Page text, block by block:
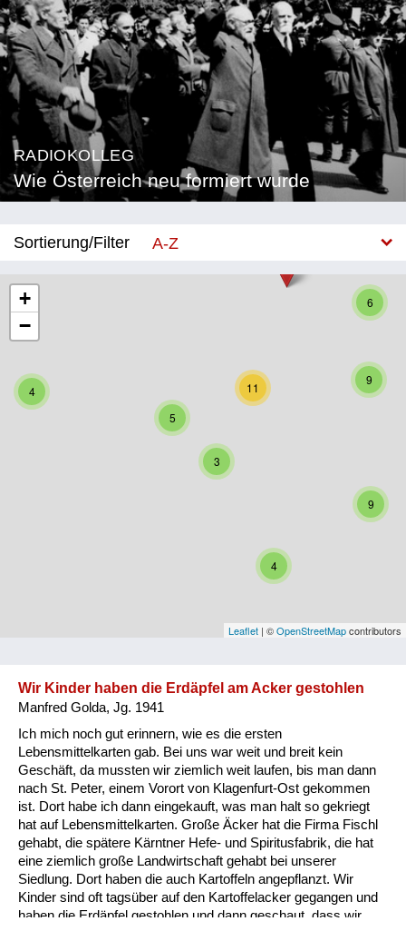
RADIOKOLLEG
Wie Österreich neu formiert wurde
Sortierung/Filter
A-Z
Kärnten
Niederösterreich
Oberösterreich
Vorarlberg
Kategorie
Besatzungsmächte
Frauen, Mütter, Kinder
Versorgung
Heimkehrer
Fluchtgeschichten
5
4
6
3
9
9
11
4
+
−
Leaflet | ©OpenStreetMapcontributors
Wir Kinder haben die Erdäpfel am Acker gestohlen
Manfred Golda, Jg. 1941
Ich mich noch gut erinnern, wie es die ersten
Lebensmittelkarten gab. Bei uns war weit und breit kein
Geschäft, da mussten wir ziemlich weit laufen, bis man dann
nach St. Peter, einem Vorort von Klagenfurt-Ost gekommen
ist. Dort habe ich dann eingekauft, was man halt so gekriegt
hat auf Lebensmittelkarten. Große Äcker hat die Firma Fischl
gehabt, die spätere Kärntner Hefe- und Spiritusfabrik, die hat
eine ziemlich große Landwirtschaft gehabt bei unserer
Siedlung. Dort haben die auch Kartoffeln angepflanzt. Wir
Kinder sind oft tagsüber auf den Kartoffelacker gegangen und
haben die Erdäpfel gestohlen und dann geschaut, dass wir